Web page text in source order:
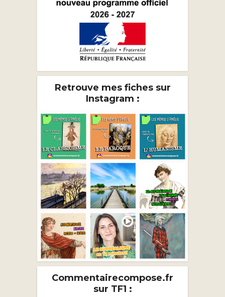
Retrouve mes fiches sur
Instagram :
Commentairecompose.fr
sur TF1 :